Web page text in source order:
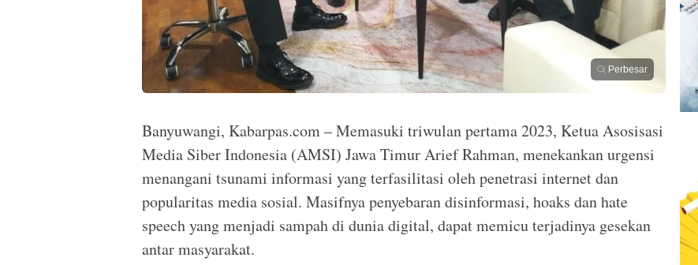
Perbesar
Banyuwangi, Kabarpas.com – Memasuki triwulan pertama 2023, Ketua Asosisasi
Media Siber Indonesia (AMSI) Jawa Timur Arief Rahman, menekankan urgensi
menangani tsunami informasi yang terfasilitasi oleh penetrasi internet dan
popularitas media sosial. Masifnya penyebaran disinformasi, hoaks dan hate
speech yang menjadi sampah di dunia digital, dapat memicu terjadinya gesekan
antar masyarakat.